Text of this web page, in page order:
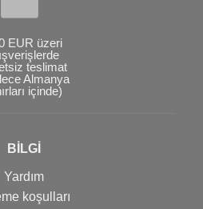
EUR üzeri
teslimat
Almanya
içinde)
BİLGİ
Yardım
koşulları